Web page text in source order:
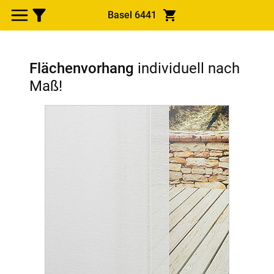
Basel 6441
Flächenvorhang individuell nach
Maß!